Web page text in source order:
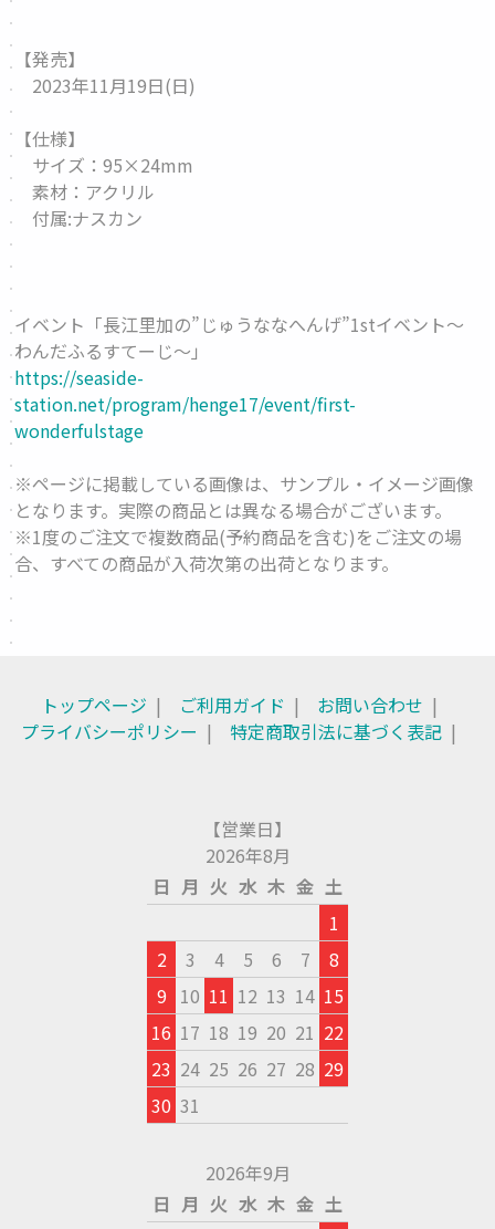
【発売】
2023年11月19日(日)
【仕様】
サイズ：95×24mm
素材：アクリル
付属:ナスカン
イベント「長江里加の”じゅうななへんげ”1stイベント〜
わんだふるすてーじ〜」
https://seaside-
station.net/program/henge17/event/first-
wonderfulstage
※ページに掲載している画像は、サンプル・イメージ画像
となります。実際の商品とは異なる場合がございます。
※1度のご注文で複数商品(予約商品を含む)をご注文の場
合、すべての商品が入荷次第の出荷となります。
トップページ ご利用ガイド
お問い合わせ
プライバシーポリシー
特定商取引法に基づく表記
【営業日】
2026年8月
日 月 火 水 木 金 土
1
2
3 4 5 6 7
8
9 10 11 12 13 14 15
16 17 18 19 20 21 22
23 24 25 26 27 28 29
30 31
2026年9月
日 月 火 水 木 金 土